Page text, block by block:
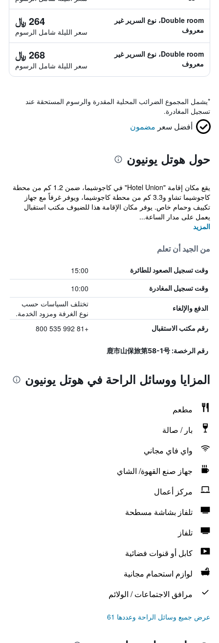
Double room، نوع السرير غير
معروف
264 ﷼
سعر الليلة شامل الرسوم
Double room، نوع السرير غير
معروف
268 ﷼
سعر الليلة شامل الرسوم
*يشمل المجموع الضرائب المحلية المقدرة والرسوم المستحقة عند
تسجيل المغادرة.
أفضل سعر مضمون
حول هوتل يونيون
يقع مكان إقامة "Hotel Union" في كاجوشيما، ضمن 1.2 كم من محطة
كاجوشيما تشاو و3.3 كم من محطة كاجوشيما، ويوفر غرفاً مع جهاز
تكييف وحمام خاص. يوفر مكان الإقامة هذا للضيوف مكتب استقبال
يعمل على مدار الساعة...
المزيد
من الجيد أن تعلم
وقت تسجيل الصعود للطائرة 15:00
وقت تسجيل المغادرة 10:00
الدفع والإلغاء
تختلف السياسات حسب
نوع الغرفة ومزود الخدمة.
رقم مكتب الاستقبال +81 992 535 800
رقم الرخصة: 鹿市山保旅第58-1号
المزايا ووسائل الراحة في هوتل يونيون
مطعم
بار / صالة
واي فاي مجاني
جهاز صنع القهوة/ الشاي
مركز أعمال
تلفاز بشاشة مسطحة
تلفاز
كابل أو قنوات فضائية
لوازم استحمام مجانية
مرافق الاجتماعات / الولائم
عرض جميع وسائل الراحة وعددها 61